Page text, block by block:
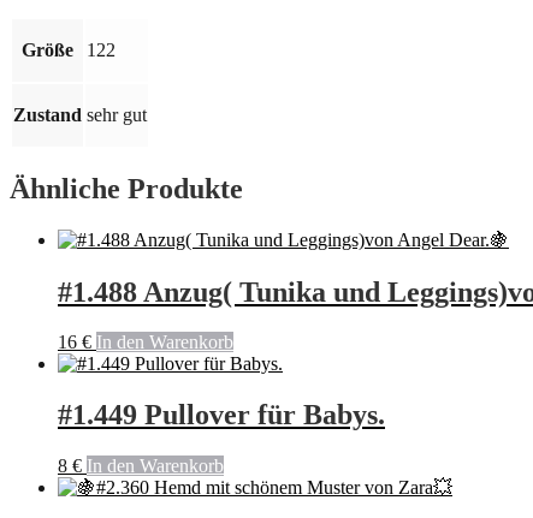
Größe:
Menge
Größe 122
Zustand sehr gut
Ähnliche Produkte
#1.488 Anzug( Tunika und
16 € In den Warenkorb
#1.449 Pullover für Babys.
8 € In den Warenkorb